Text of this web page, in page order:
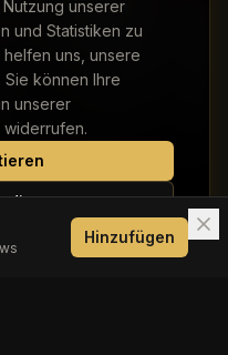
unserer
und Statistiken zu
uns, unsere
können Ihre
unserer
widerrufen.
Hinzufügen
ist Ilya der
seit Oktober 2024 mit
gab sie am
...